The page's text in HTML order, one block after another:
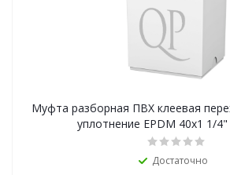
Муфта разборная ПВХ клеевая
уплотнение EPDM 40x1 1/4"
Достаточно